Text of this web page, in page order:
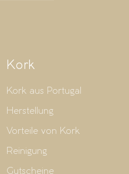
Kork
Kork aus Portugal
Herstellung
Vorteile von Kork
Reinigung
Gutscheine